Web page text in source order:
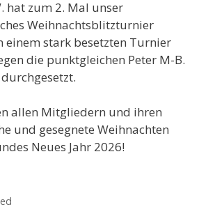
hat zum 2. Mal unser
Weihnachtsblitzturnier
einem stark besetzten Turnier
die punktgleichen Peter M-B.
allen Mitgliedern und ihren
und gesegnete Weihnachten
Neues Jahr 2026!